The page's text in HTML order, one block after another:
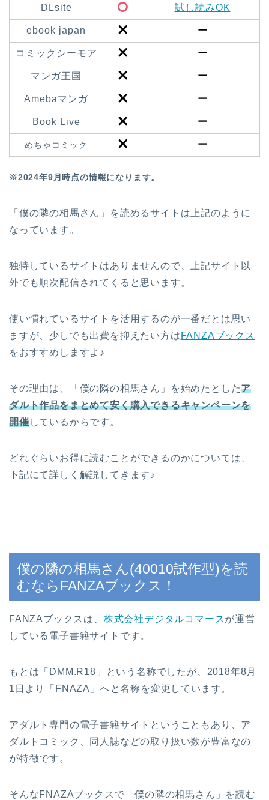
DLsite 試し読みOK
ebook japan ー
コミックシーモア ー
マンガ王国 ー
Amebaマンガ ー
Book Live ー
めちゃコミック ー
※2024年9月時点の情報になります。
「僕の隣の相馬さん」を読めるサイトは上記のように
なっています。
独特しているサイトはありませんので、上記サイト以
外でも順次配信されてくると思います。
使い慣れているサイトを活用するのが一番だとは思い
ますが、少しでも出費を抑えたい方は FANZAブックス
をおすすめしますよ♪
その理由は、「僕の隣の相馬さん」を始めたとしたア
ダルト作品をまとめて安く購入できるキャンペーンを
開催しているからです。
どれぐらいお得に読むことができるのかについては、
下記にて詳しく解説してきます♪
僕の隣の相馬さん(40010試作型)を読
むならFANZAブックス！
FANZAブックスは、 株式会社デジタルコマースが運営
している電子書籍サイトです。
もとは「DMM.R18」という名称でしたが、2018年8月
1日より「FNAZA」へと名称を変更しています。
アダルト専門の電子書籍サイトということもあり、ア
ダルトコミック、同人誌などの取り扱い数が豊富なの
が特徴です。
そんなFNAZAブックスで「僕の隣の相馬さん」を読む